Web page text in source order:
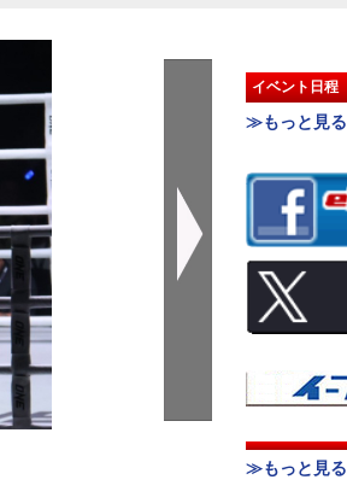
イベント日程
≫もっと見る
≫もっと見る